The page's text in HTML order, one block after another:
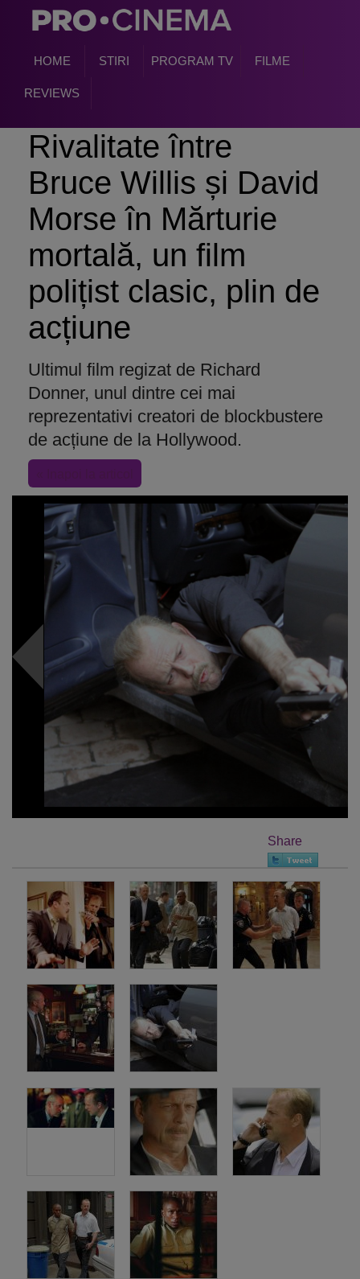
HOME STIRI PROGRAM TV FILME
REVIEWS
Rivalitate între
Bruce Willis și David
Morse în Mărturie
mortală, un film
polițist clasic, plin de
acțiune
Ultimul film regizat de Richard
Donner, unul dintre cei mai
reprezentativi creatori de blockbustere
de acțiune de la Hollywood.
Share